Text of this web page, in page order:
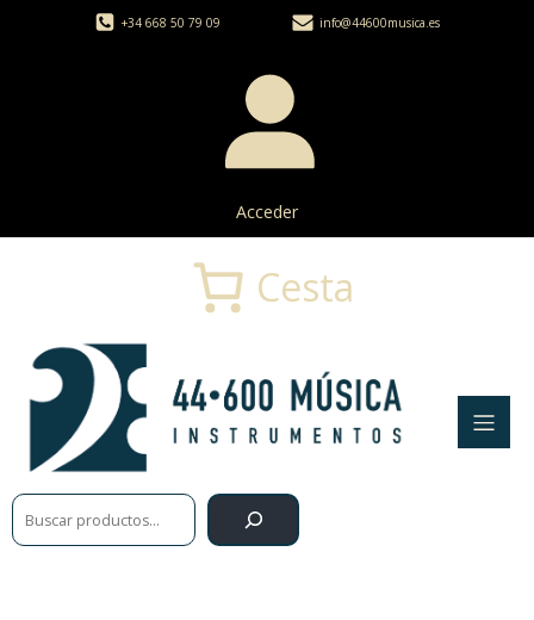
+34 668 50 79 09 info@44600musica.es
Acceder
Buscar
Cesta